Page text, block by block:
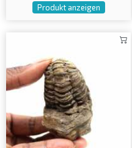
Produkt anzeigen